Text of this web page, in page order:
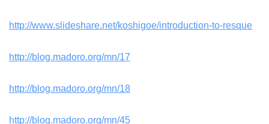
http://www.slideshare.net/koshigoe/introduction-to-resque
http://blog.madoro.org/mn/17
http://blog.madoro.org/mn/18
http://blog.madoro.org/mn/45